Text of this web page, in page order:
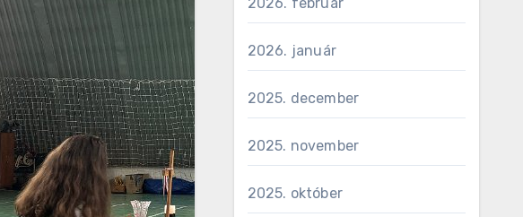
2026. január
2025. december
2025. november
2025. október